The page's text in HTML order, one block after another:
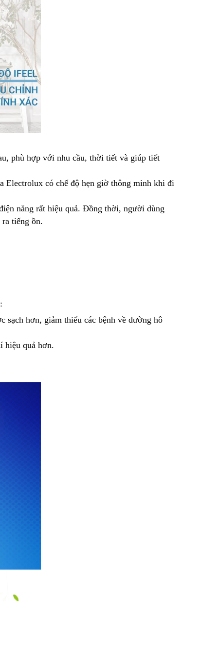
phù hợp với nhu cầu, thời tiết và giúp tiết
Electrolux có chế độ hẹn giờ thông minh khi đi
năng rất hiệu quả. Đồng thời, người dùng
tiếng ồn.
hơn, giảm thiểu các bệnh về đường hô
hiệu quả hơn.